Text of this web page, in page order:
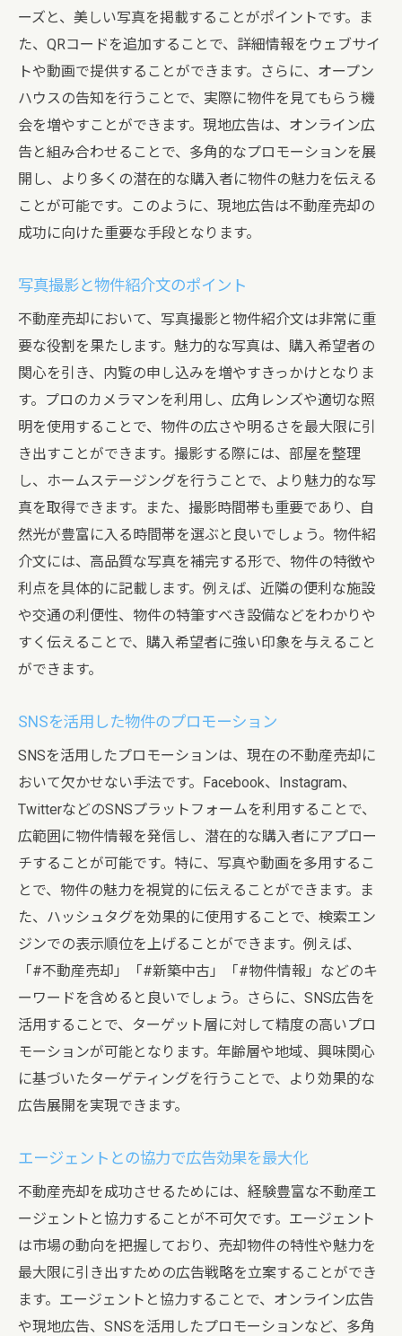
ーズと、美しい写真を掲載することがポイントです。ま
た、QRコードを追加することで、詳細情報をウェブサイ
トや動画で提供することができます。さらに、オープン
ハウスの告知を行うことで、実際に物件を見てもらう機
会を増やすことができます。現地広告は、オンライン広
告と組み合わせることで、多角的なプロモーションを展
開し、より多くの潜在的な購入者に物件の魅力を伝える
ことが可能です。このように、現地広告は不動産売却の
成功に向けた重要な手段となります。
写真撮影と物件紹介文のポイント
不動産売却において、写真撮影と物件紹介文は非常に重
要な役割を果たします。魅力的な写真は、購入希望者の
関心を引き、内覧の申し込みを増やすきっかけとなりま
す。プロのカメラマンを利用し、広角レンズや適切な照
明を使用することで、物件の広さや明るさを最大限に引
き出すことができます。撮影する際には、部屋を整理
し、ホームステージングを行うことで、より魅力的な写
真を取得できます。また、撮影時間帯も重要であり、自
然光が豊富に入る時間帯を選ぶと良いでしょう。物件紹
介文には、高品質な写真を補完する形で、物件の特徴や
利点を具体的に記載します。例えば、近隣の便利な施設
や交通の利便性、物件の特筆すべき設備などをわかりや
すく伝えることで、購入希望者に強い印象を与えること
ができます。
SNSを活用した物件のプロモーション
SNSを活用したプロモーションは、現在の不動産売却に
おいて欠かせない手法です。Facebook、Instagram、
TwitterなどのSNSプラットフォームを利用することで、
広範囲に物件情報を発信し、潜在的な購入者にアプロー
チすることが可能です。特に、写真や動画を多用するこ
とで、物件の魅力を視覚的に伝えることができます。ま
た、ハッシュタグを効果的に使用することで、検索エン
ジンでの表示順位を上げることができます。例えば、
「#不動産売却」「#新築中古」「#物件情報」などのキ
ーワードを含めると良いでしょう。さらに、SNS広告を
活用することで、ターゲット層に対して精度の高いプロ
モーションが可能となります。年齢層や地域、興味関心
に基づいたターゲティングを行うことで、より効果的な
広告展開を実現できます。
エージェントとの協力で広告効果を最大化
不動産売却を成功させるためには、経験豊富な不動産エ
ージェントと協力することが不可欠です。エージェント
は市場の動向を把握しており、売却物件の特性や魅力を
最大限に引き出すための広告戦略を立案することができ
ます。エージェントと協力することで、オンライン広告
や現地広告、SNSを活用したプロモーションなど、多角